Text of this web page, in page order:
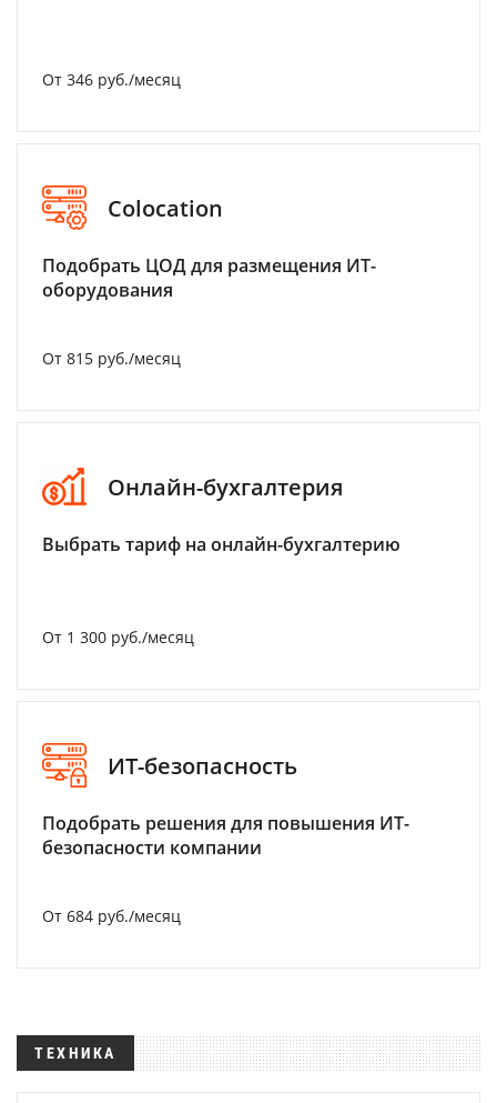
От 346 руб./месяц
Colocation
Подобрать ЦОД для размещения ИТ-
оборудования
От 815 руб./месяц
Онлайн-бухгалтерия
Выбрать тариф на онлайн-бухгалтерию
От 1 300 руб./месяц
ИТ-безопасность
Подобрать решения для повышения ИТ-
безопасности компании
От 684 руб./месяц
ТЕХНИКА